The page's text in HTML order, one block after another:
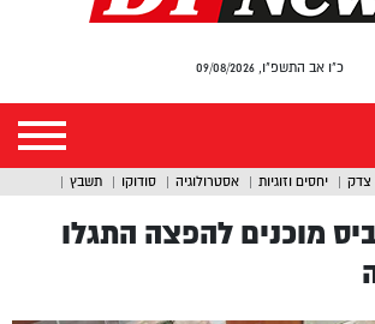
כ"ו אב התשפ"ו, 09/08/2026
צדק יחסים וזוגיות אסטרולוגיה סודוקו תשבץ
מוכנים להפצה התגלו